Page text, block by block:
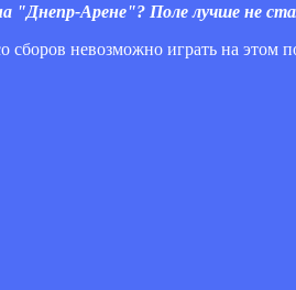
"Днепр-Арене"? Поле лучше не
сборов невозможно играть на